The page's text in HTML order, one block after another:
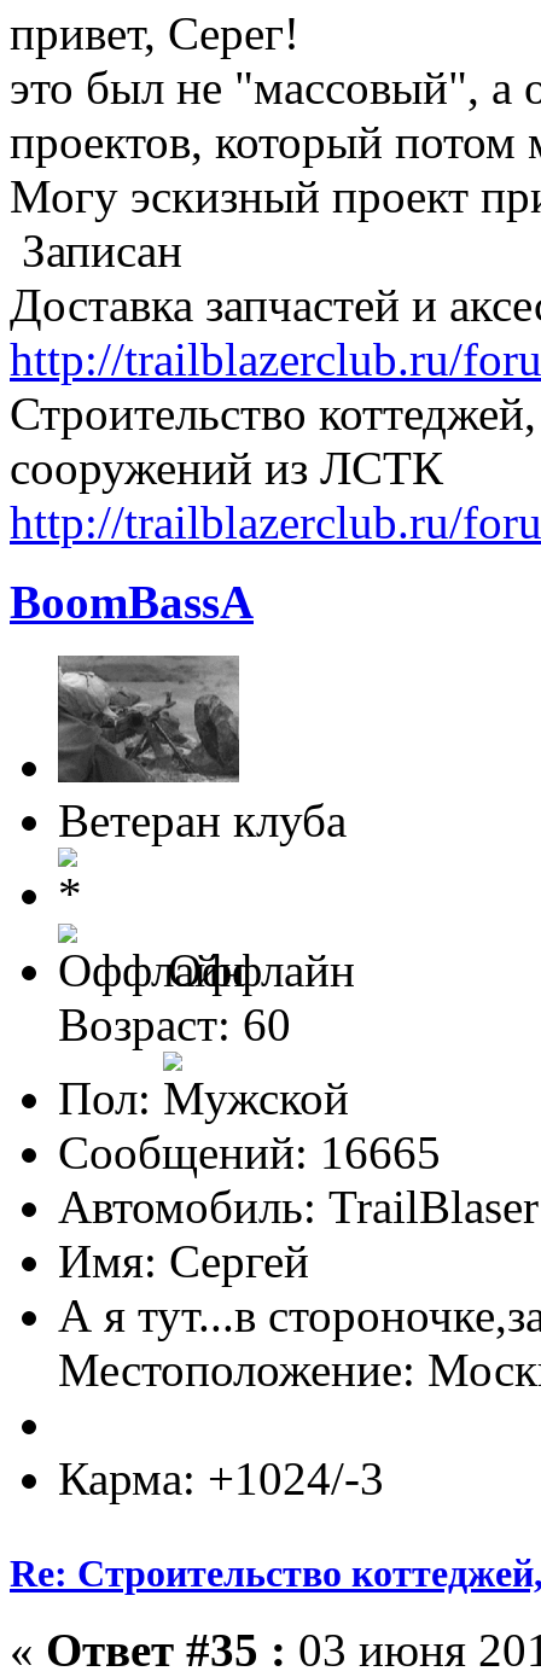
привет, Серег!
это был не "массовый", а
проектов, который потом
Могу эскизный проект
Записан
Доставка запчастей и
http://trailblazerclub.ru/
Строительство
сооружений из ЛСТК
http://trailblazerclub.ru/
BoomBassA
Ветеран клуба
Оффлайн
Возраст: 60
Пол:
Сообщений: 16665
Автомобиль:
Имя: Сергей
А я тут...в
Местоположение:
Карма: +1024/-3
Re: Строительство
« Ответ #35 : 03 июня